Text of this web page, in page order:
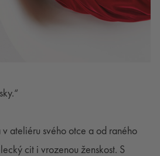
v ateliéru svého otce a od raného
cit i vrozenou ženskost. S